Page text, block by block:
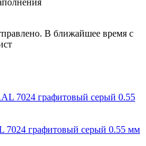
В ближайшее время с
графитовый серый 0.55 мм